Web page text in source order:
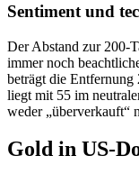
Sentiment und
Der Abstand zur 200-
immer noch
beträgt die
liegt mit 55 im
weder „überverkauft“
Gold in US-